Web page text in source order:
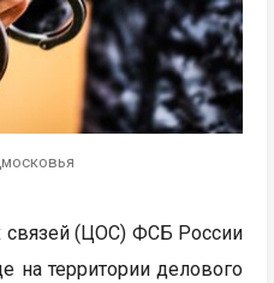
связей (ЦОС) ФСБ России
на территории делового